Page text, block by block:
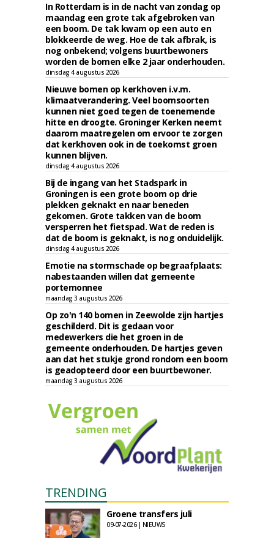
In Rotterdam is in de nacht van zondag op
maandag een grote tak afgebroken van
een boom. De tak kwam op een auto en
blokkeerde de weg. Hoe de tak afbrak, is
nog onbekend; volgens buurtbewoners
worden de bomen elke 2 jaar onderhouden.
dinsdag 4 augustus 2026
Nieuwe bomen op kerkhoven i.v.m.
klimaatverandering. Veel boomsoorten
kunnen niet goed tegen de toenemende
hitte en droogte. Groninger Kerken neemt
daarom maatregelen om ervoor te zorgen
dat kerkhoven ook in de toekomst groen
kunnen blijven.
dinsdag 4 augustus 2026
Bij de ingang van het Stadspark in
Groningen is een grote boom op drie
plekken geknakt en naar beneden
gekomen. Grote takken van de boom
versperren het fietspad. Wat de reden is
dat de boom is geknakt, is nog onduidelijk.
dinsdag 4 augustus 2026
Emotie na stormschade op begraafplaats:
nabestaanden willen dat gemeente
portemonnee
maandag 3 augustus 2026
Op zo'n 140 bomen in Zeewolde zijn hartjes
geschilderd. Dit is gedaan voor
medewerkers die het groen in de
gemeente onderhouden. De hartjes geven
aan dat het stukje grond rondom een boom
is geadopteerd door een buurtbewoner.
maandag 3 augustus 2026
TRENDING
Groene transfers juli
09-07-2026 | NIEUWS